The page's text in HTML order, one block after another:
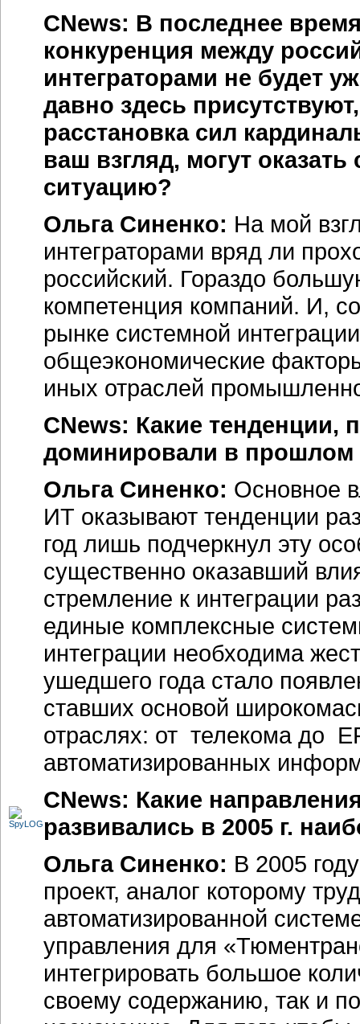
CNews: В последнее
конкуренция между
интеграторами не будет
давно здесь
расстановка сил
ваш взгляд, могут
ситуацию?
Ольга Синенко: На мой
интеграторами вряд ли
российский. Гораздо
компетенция компаний. И,
рынке системной
общеэкономические
иных отраслей
CNews: Какие
доминировали в прошлом
Ольга Синенко: Основное
ИТ оказывают тенденции
год лишь подчеркнул эту
существенно оказавший
стремление к интеграции
единые комплексные
интеграции необходима
ушедшего года стало
ставших основой
отраслях: от телекома до
автоматизированных
CNews: Какие
развивались в 2005 г.
Ольга Синенко: В 2005
проект, аналог которому
автоматизированной
управления для
интегрировать большое
своему содержанию, так и